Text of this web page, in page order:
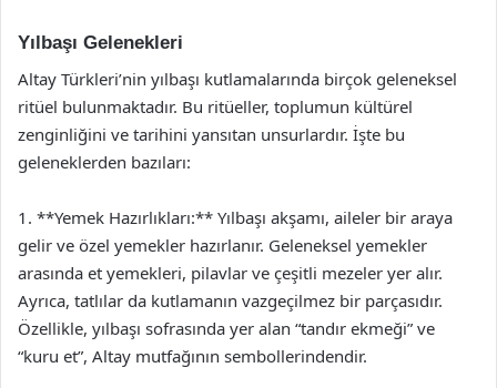
Yılbaşı Gelenekleri
Altay Türkleri’nin yılbaşı kutlamalarında birçok geleneksel
ritüel bulunmaktadır. Bu ritüeller, toplumun kültürel
zenginliğini ve tarihini yansıtan unsurlardır. İşte bu
geleneklerden bazıları:
1. **Yemek Hazırlıkları:** Yılbaşı akşamı, aileler bir araya
gelir ve özel yemekler hazırlanır. Geleneksel yemekler
arasında et yemekleri, pilavlar ve çeşitli mezeler yer alır.
Ayrıca, tatlılar da kutlamanın vazgeçilmez bir parçasıdır.
Özellikle, yılbaşı sofrasında yer alan “tandır ekmeği” ve
“kuru et”, Altay mutfağının sembollerindendir.